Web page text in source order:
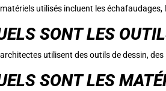
utilisés incluent les
SONT LES
utilisent des outils de dessin,
SONT LES